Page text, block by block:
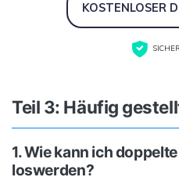
KOSTENLOSER
Teil 3: Häufig
1. Wie kann ich
loswerden?